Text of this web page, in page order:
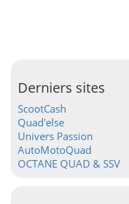
Derniers sites
ScootCash
Quad'else
Univers Passion
AutoMotoQuad
OCTANE QUAD & SSV